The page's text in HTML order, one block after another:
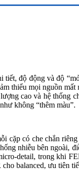
độ động và độ
thiểu mọi nguồn
cao và hệ thống
không “thêm màu”.
cặp có che chắn
nhiễu bên ngoài,
detail, trong khi
balanced, ưu tiên